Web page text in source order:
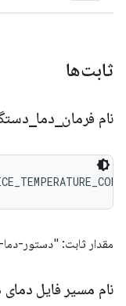
ثابت‌ها
نام فرمان دما
مقدار ثابت: "دستور-
نام مسیر فایل